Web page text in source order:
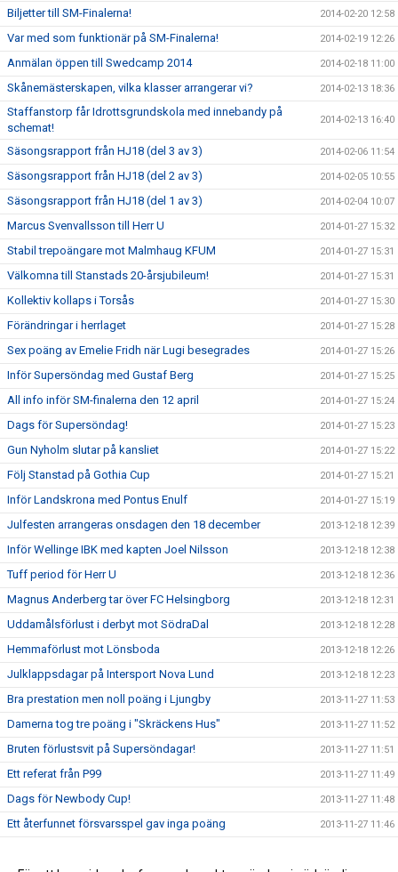
Biljetter till SM-Finalerna! 2014-02-20 12:58
Var med som funktionär på SM-Finalerna! 2014-02-19 12:26
Anmälan öppen till Swedcamp 2014 2014-02-18 11:00
Skånemästerskapen, vilka klasser arrangerar vi? 2014-02-13 18:36
Staffanstorp får Idrottsgrundskola med innebandy på
schemat!
2014-02-13 16:40
Säsongsrapport från HJ18 (del 3 av 3) 2014-02-06 11:54
Säsongsrapport från HJ18 (del 2 av 3) 2014-02-05 10:55
Säsongsrapport från HJ18 (del 1 av 3) 2014-02-04 10:07
Marcus Svenvallsson till Herr U 2014-01-27 15:32
Stabil trepoängare mot Malmhaug KFUM 2014-01-27 15:31
Välkomna till Stanstads 20-årsjubileum! 2014-01-27 15:31
Kollektiv kollaps i Torsås 2014-01-27 15:30
Förändringar i herrlaget 2014-01-27 15:28
Sex poäng av Emelie Fridh när Lugi besegrades 2014-01-27 15:26
Inför Supersöndag med Gustaf Berg 2014-01-27 15:25
All info inför SM-finalerna den 12 april 2014-01-27 15:24
Dags för Supersöndag! 2014-01-27 15:23
Gun Nyholm slutar på kansliet 2014-01-27 15:22
Följ Stanstad på Gothia Cup 2014-01-27 15:21
Inför Landskrona med Pontus Enulf 2014-01-27 15:19
Julfesten arrangeras onsdagen den 18 december 2013-12-18 12:39
Inför Wellinge IBK med kapten Joel Nilsson 2013-12-18 12:38
Tuff period för Herr U 2013-12-18 12:36
Magnus Anderberg tar över FC Helsingborg 2013-12-18 12:31
Uddamålsförlust i derbyt mot SödraDal 2013-12-18 12:28
Hemmaförlust mot Lönsboda 2013-12-18 12:26
Julklappsdagar på Intersport Nova Lund 2013-12-18 12:23
Bra prestation men noll poäng i Ljungby 2013-11-27 11:53
Damerna tog tre poäng i "Skräckens Hus" 2013-11-27 11:52
Bruten förlustsvit på Supersöndagar! 2013-11-27 11:51
Ett referat från P99 2013-11-27 11:49
Dags för Newbody Cup! 2013-11-27 11:48
Ett återfunnet försvarsspel gav inga poäng 2013-11-27 11:46